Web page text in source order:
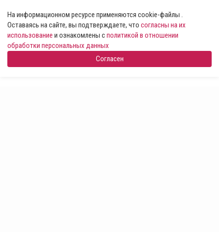
На информационном ресурсе применяются cookie-файлы .
Оставаясь на сайте, вы подтверждаете, что согласны на их
использование и ознакомлены сполитикой в отношении
обработки персональных данных
Согласен